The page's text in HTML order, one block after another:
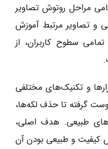
مراحل روتوش تصاویر
و تصاویر مرتبط آموزش
سطوح کاربران، از
و تکنیک‌های مختلفی
گرفته تا حذف لکه‌ها،
طبیعی. هدف اصلی،
کیفیت و طبیعی بودن آن